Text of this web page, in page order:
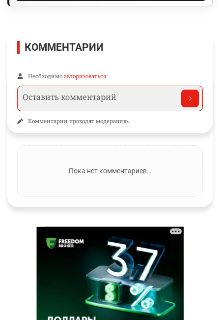
КОММЕНТАРИИ
Необходимо авторизоваться
Комментарии проходят модерацию.
Пока нет комментариев…